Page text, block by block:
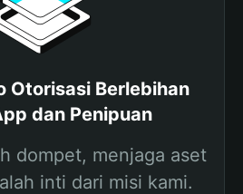
Otorisasi Berlebihan
dan Penipuan
dompet, menjaga aset
inti dari misi kami.